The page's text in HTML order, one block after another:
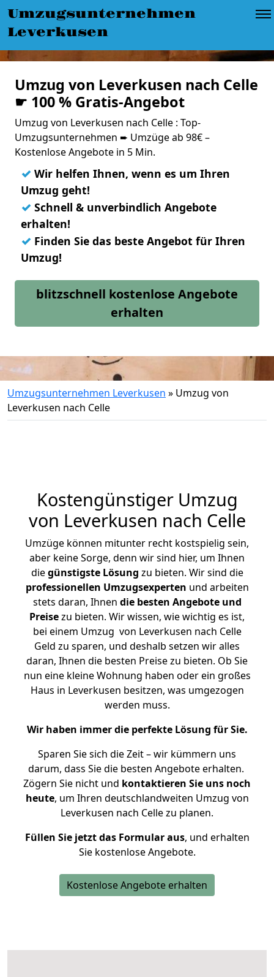
Umzugsunternehmen
Leverkusen
Umzug von Leverkusen nach Celle
☛ 100 % Gratis-Angebot
Umzug von Leverkusen nach Celle : Top-
Umzugsunternehmen ➨ Umzüge ab 98€ –
Kostenlose Angebote in 5 Min.
✓ Wir helfen Ihnen, wenn es um Ihren
Umzug geht!
✓ Schnell & unverbindlich Angebote
erhalten!
✓ Finden Sie das beste Angebot für Ihren
Umzug!
blitzschnell kostenlose Angebote
erhalten
Umzugsunternehmen Leverkusen » Umzug von
Leverkusen nach Celle
Kostengünstiger Umzug
von Leverkusen nach Celle
Umzüge können mitunter recht kostspielig sein,
aber keine Sorge, denn wir sind hier, um Ihnen
diegünstigste Lösung zu bieten. Wir sind die
professionellen Umzugsexperten und arbeiten
stets daran, Ihnen die besten Angebote und
Preisezu bieten. Wir wissen, wie wichtig es ist,
bei einem Umzug von Leverkusen nach Celle
Geld zu sparen, und deshalb setzen wir alles
daran, Ihnen die besten Preise zu bieten. Ob Sie
nun eine kleine Wohnung haben oder ein großes
Haus in Leverkusen besitzen, was umgezogen
werden muss.
Wir haben immer die perfekte Lösung für Sie.
Sparen Sie sich die Zeit – wir kümmern uns
darum, dass Sie die besten Angebote erhalten.
Zögern Sie nicht und kontaktieren Sie uns noch
heute, um Ihren deutschlandweiten Umzug von
Leverkusen nach Celle zu planen.
Füllen Sie jetzt das Formular aus, und erhalten
Sie kostenlose Angebote.
Kostenlose Angebote erhalten